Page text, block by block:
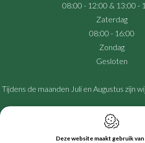
08:00 - 12:00 & 13:00 -
Zaterdag
08:00 - 16:00
Zondag
Gesloten
Tijdens de maanden Juli en Augustus zijn
Deze website maakt gebruik